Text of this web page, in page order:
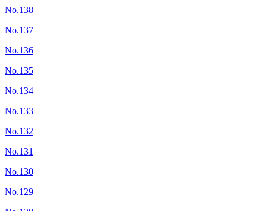
No.138
No.137
No.136
No.135
No.134
No.133
No.132
No.131
No.130
No.129